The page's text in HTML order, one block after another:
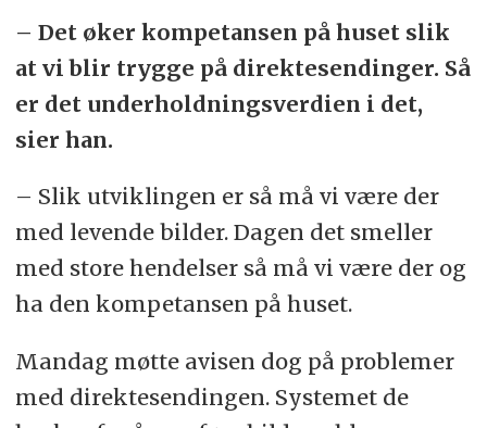
– Det øker kompetansen på huset slik
at vi blir trygge på direktesendinger. Så
er det underholdningsverdien i det,
sier han.
– Slik utviklingen er så må vi være der
med levende bilder. Dagen det smeller
med store hendelser så må vi være der og
ha den kompetansen på huset.
Mandag møtte avisen dog på problemer
med direktesendingen. Systemet de